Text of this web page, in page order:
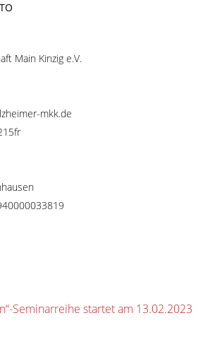
Main Kinzig e.V.
mkk.de
Seminarreihe startet am 13.02.2023